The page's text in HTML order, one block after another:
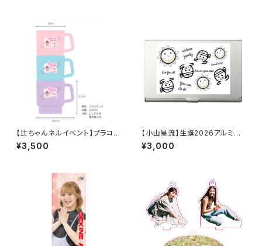
【辻ちゃんネルイベント】プラコッ
プ３点セット
¥3,500
【小山星流】生誕2026アルミ名
刺ケース
¥3,000